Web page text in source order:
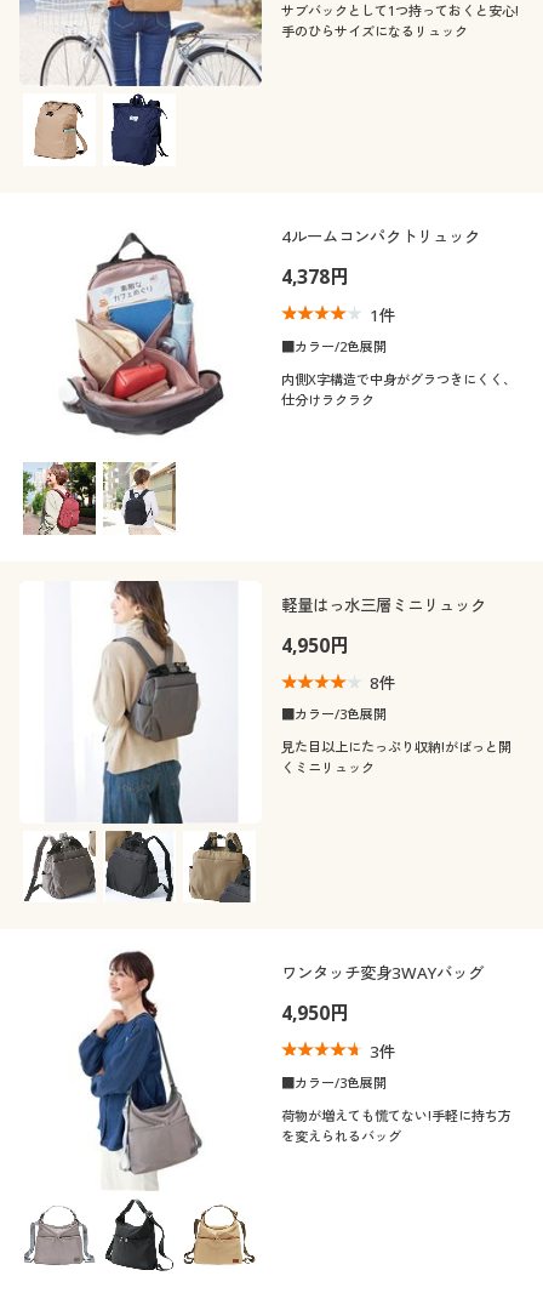
サブバックとして1つ持っておくと安心!
手のひらサイズになるリュック
4ルームコンパクトリュック
4,378円
1件
■カラー/2色展開
内側X字構造で中身がグラつきにくく、
仕分けラクラク
軽量はっ水三層ミニリュック
4,950円
8件
■カラー/3色展開
見た目以上にたっぷり収納!がばっと開
くミニリュック
ワンタッチ変身3WAYバッグ
4,950円
3件
■カラー/3色展開
荷物が増えても慌てない!手軽に持ち方
を変えられるバッグ